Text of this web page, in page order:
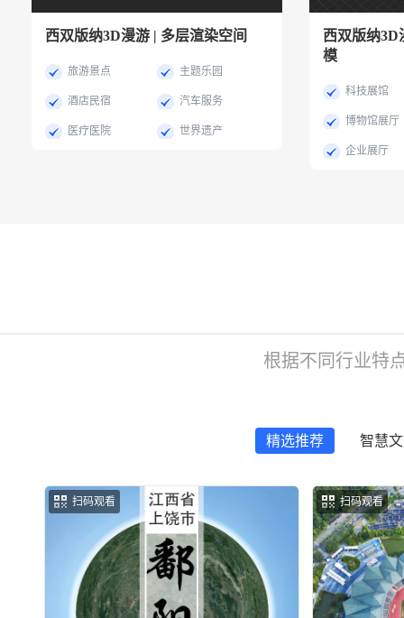
西双版纳3D漫游 | 多层渲染空间
旅游景点 主题乐园
酒店民宿 汽车服务
医疗医院 世界遗产
西双版纳3D
模
科技展馆
博物馆展厅
企业展厅
根据不同行业特
精选推荐 智慧
扫码观看 扫码观看